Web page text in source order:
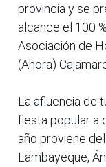
provincia y se
alcance el 100
Asociación de
(Ahora)
La afluencia de
fiesta popular a
año proviene
Lambayeque,